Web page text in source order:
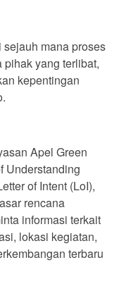
mana proses
yang terlibat,
kepentingan
Apel Green
Understanding
of Intent (LoI),
rencana
informasi terkait
lokasi kegiatan,
terbaru